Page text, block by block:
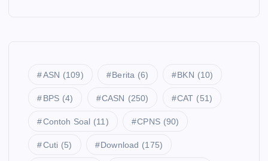
ASN (109) Berita (6) BKN (10)
BPS (4) CASN (250) CAT (51)
Contoh Soal (11) CPNS (90)
Cuti (5) Download (175)